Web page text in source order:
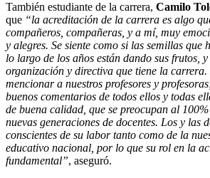
También estudiante de la carrera, Camilo
que “la acreditación de la carrera es algo
compañeros, compañeras, y a mí, muy
y alegres. Se siente como si las semillas que
lo largo de los años están dando sus frutos,
organización y directiva que tiene la carrera.
mencionar a nuestros profesores y
buenos comentarios de todos ellos y todas
de buena calidad, que se preocupan al
nuevas generaciones de docentes. Los y las
conscientes de su labor tanto como de la
educativo nacional, por lo que su rol en la
fundamental”, aseguró.